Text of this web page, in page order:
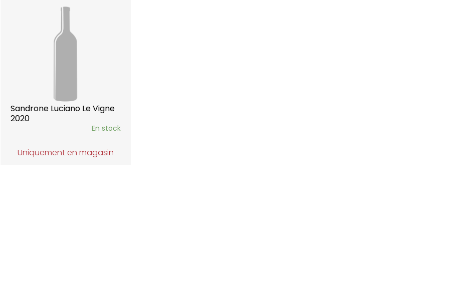
Sandrone Luciano Le Vigne
2020
En stock
Uniquement en magasin